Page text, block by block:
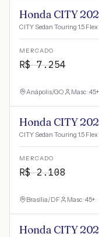
Honda CITY
CITY Sedan Touring 1.5
MERCADO
R$7.254
Anápolis/GO Masc · 45+
Honda CITY
CITY Sedan Touring 1.5
MERCADO
R$2.108
Brasília/DF Masc · 45+
Honda CITY